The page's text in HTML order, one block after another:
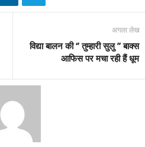
अगला लेख
विद्या बालन की ‘’ तुम्हारी सुलु ’’ बाक्स
आफिस पर मचा रही हैं धूम